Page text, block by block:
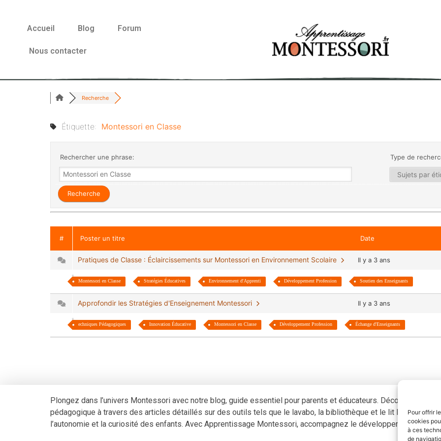
Pour offrir
cookies
à ces
de
Accueil Blog Forum
Nous contacter
Recherche
Étiquette: Montessori en Classe
Rechercher une phrase: Type de
# Poster un titre Date
Pratiques de Classe : Éclaircissements sur Montessori en Environnement Scolaire Il y a 3 ans
Montessori en Classe Stratégies Éducatives Environnement d'Apprenti Développement Profession Soutien des Enseignants
Approfondir les Stratégies d'Enseignement Montessori Il y a 3 ans
echniques Pédagogiques Innovation Éducative Montessori en Classe Développement Profession Échange d'Enseignants
Plongez dans l’univers Montessori avec notre blog, guide essentiel pour parents et éducateurs. Découvrez
pédagogique à travers des articles détaillés sur des outils tels que le lavabo, la bibliothèque et le lit Montessori,
l’autonomie et la curiosité des enfants. Avec Apprentissage Montessori, accompagnez le développement